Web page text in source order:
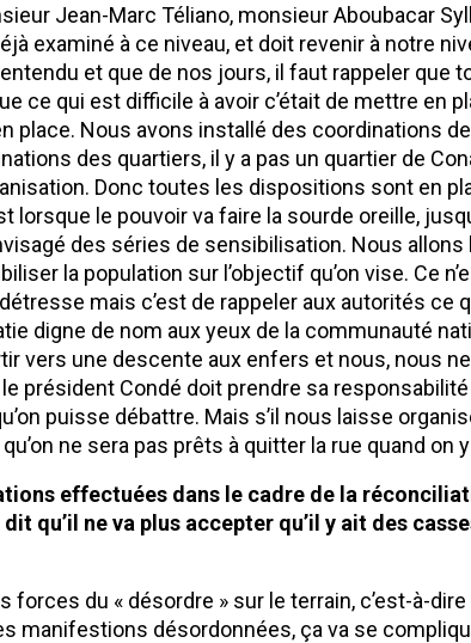
Jean-Marc Téliano, monsieur Aboubacar
examiné à ce niveau, et doit revenir à notre
et que de nos jours, il faut rappeler que
ce qui est difficile à avoir c’était de mettre en
place. Nous avons installé des coordinations
des quartiers, il y a pas un quartier de
Donc toutes les dispositions sont en
lorsque le pouvoir va faire la sourde oreille,
des séries de sensibilisation. Nous allons
la population sur l’objectif qu’on vise. Ce
mais c’est de rappeler aux autorités ce
digne de nom aux yeux de la communauté
vers une descente aux enfers et nous, nous ne
président Condé doit prendre sa
puisse débattre. Mais s’il nous laisse
ne sera pas prêts à quitter la rue quand on
effectuées dans le cadre de la
qu’il ne va plus accepter qu’il y ait des
forces du « désordre » sur le terrain, c’est-à-
manifestions désordonnées, ça va se